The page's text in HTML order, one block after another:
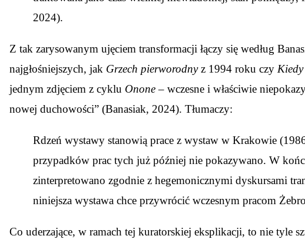
2024).
Z tak zarysowanym ujęciem transformacji łączy się według
najgłośniejszych, jak Grzech pierworodnyz 1994 roku czy
jednym zdjęciem z cyklu Onone– wczesne i właściwie
nowej duchowości” (Banasiak, 2024). Tłumaczy:
Rdzeń wystawy stanowią prace z wystaw w Krakowie
przypadków prac tych już później nie pokazywano. W
zinterpretowano zgodnie z hegemonicznymi dyskursami
niniejsza wystawa chce przywrócić wczesnym pracom
Co uderzające, w ramach tej kuratorskiej eksplikacji, to nie tyle